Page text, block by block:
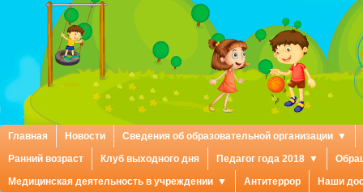
Главная Новости
Сведения об образовательной организации
Ранний возраст
Клуб выходного дня Педагог года 2018
Медицинская деятельность в учреждении
Антитеррор Наши